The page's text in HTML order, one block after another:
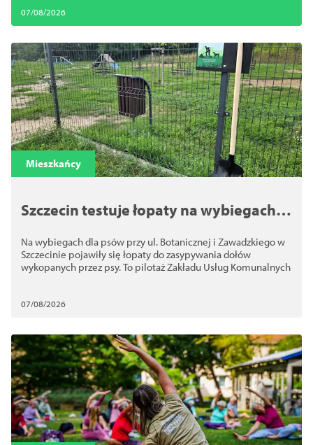
07/08/2026
Mieszkańcy
Szczecin testuje łopaty na wybiegach
Na wybiegach dla psów przy ul. Botanicznej i Zawadzkiego w
Szczecinie pojawiły się łopaty do zasypywania dołów
wykopanych przez psy. To pilotaż Zakładu Usług Komunalnych
07/08/2026